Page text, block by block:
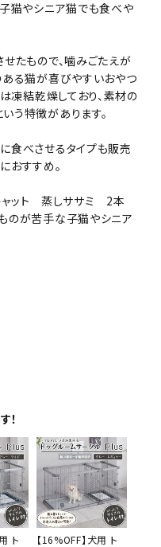
子猫やシニア猫でも食べや
せたもので、噛みごたえが
ある猫が喜びやすいおやつ
は凍結乾燥しており、素材の
う特徴があります。
食べさせるタイプも販売
おすすめ。
ャット 蒸しササミ 2本
のが苦手な子猫やシニア
！
ト
【16%OFF】犬用 ト